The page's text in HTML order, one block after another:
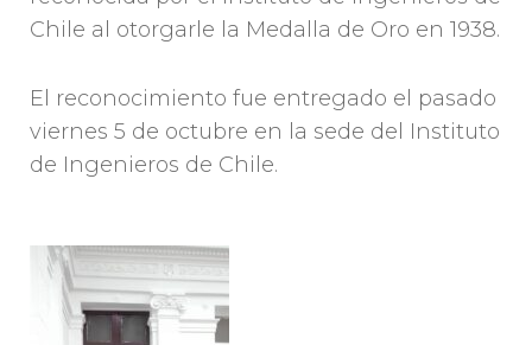
Chile al otorgarle la Medalla de Oro en 1938.
El reconocimiento fue entregado el pasado
viernes 5 de octubre en la sede del Instituto
de Ingenieros de Chile.